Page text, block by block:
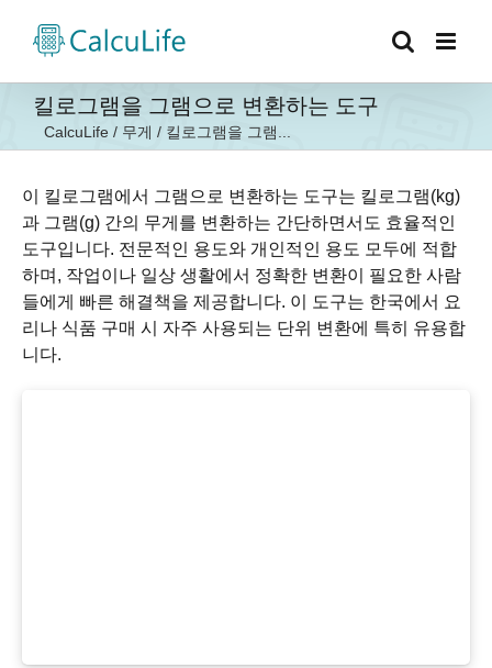
킬로그램을 그램으로 변환하는 도구
CalcuLife / 무게 / 킬로그램을 그램...
이 킬로그램에서 그램으로 변환하는 도구는 킬로그램(kg)
과 그램(g) 간의 무게를 변환하는 간단하면서도 효율적인
도구입니다. 전문적인 용도와 개인적인 용도 모두에 적합
하며, 작업이나 일상 생활에서 정확한 변환이 필요한 사람
들에게 빠른 해결책을 제공합니다. 이 도구는 한국에서 요
리나 식품 구매 시 자주 사용되는 단위 변환에 특히 유용합
니다.